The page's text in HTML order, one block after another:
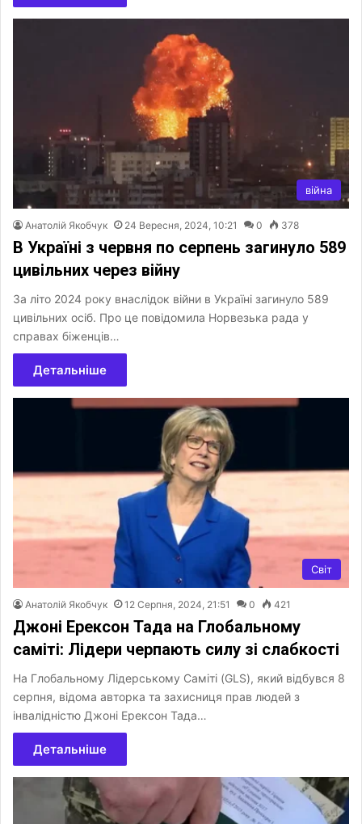
війна
Анатолій Якобчук 24 Вересня, 2024, 10:21 0 378
В Україні з червня по серпень загинуло 589
цивільних через війну
За літо 2024 року внаслідок війни в Україні загинуло 589
цивільних осіб. Про це повідомила Норвезька рада у
справах біженців…
Детальніше
Світ
Анатолій Якобчук 12 Серпня, 2024, 21:51 0 421
Джоні Ерексон Тада на Глобальному
саміті: Лідери черпають силу зі слабкості
На Глобальному Лідерському Саміті (GLS), який відбувся 8
серпня, відома авторка та захисниця прав людей з
інвалідністю Джоні Ерексон Тада…
Детальніше